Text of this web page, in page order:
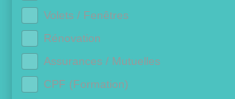
Volets / Fenêtres
Rénovation
Assurances / Mutuelles
CPF (Formation)